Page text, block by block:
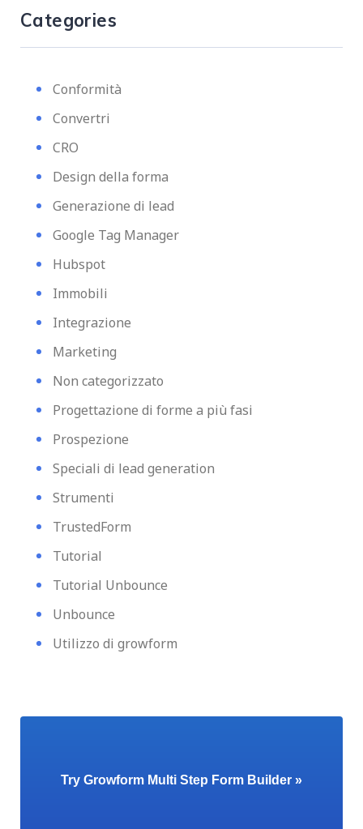
Categories
Conformità
Convertri
CRO
Design della forma
Generazione di lead
Google Tag Manager
Hubspot
Immobili
Integrazione
Marketing
Non categorizzato
Progettazione di forme a più fasi
Prospezione
Speciali di lead generation
Strumenti
TrustedForm
Tutorial
Tutorial Unbounce
Unbounce
Utilizzo di growform
Try Growform Multi Step Form Builder »